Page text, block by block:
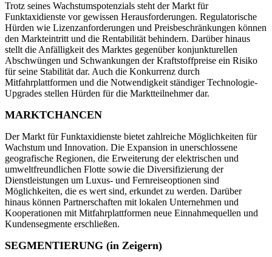
Trotz seines Wachstumspotenzials steht der Markt für
Funktaxidienste vor gewissen Herausforderungen. Regulatorische
Hürden wie Lizenzanforderungen und Preisbeschränkungen können
den Markteintritt und die Rentabilität behindern. Darüber hinaus
stellt die Anfälligkeit des Marktes gegenüber konjunkturellen
Abschwüngen und Schwankungen der Kraftstoffpreise ein Risiko
für seine Stabilität dar. Auch die Konkurrenz durch
Mitfahrplattformen und die Notwendigkeit ständiger Technologie-
Upgrades stellen Hürden für die Marktteilnehmer dar.
MARKTCHANCEN
Der Markt für Funktaxidienste bietet zahlreiche Möglichkeiten für
Wachstum und Innovation. Die Expansion in unerschlossene
geografische Regionen, die Erweiterung der elektrischen und
umweltfreundlichen Flotte sowie die Diversifizierung der
Dienstleistungen um Luxus- und Fernreiseoptionen sind
Möglichkeiten, die es wert sind, erkundet zu werden. Darüber
hinaus können Partnerschaften mit lokalen Unternehmen und
Kooperationen mit Mitfahrplattformen neue Einnahmequellen und
Kundensegmente erschließen.
SEGMENTIERUNG (in Zeigern)